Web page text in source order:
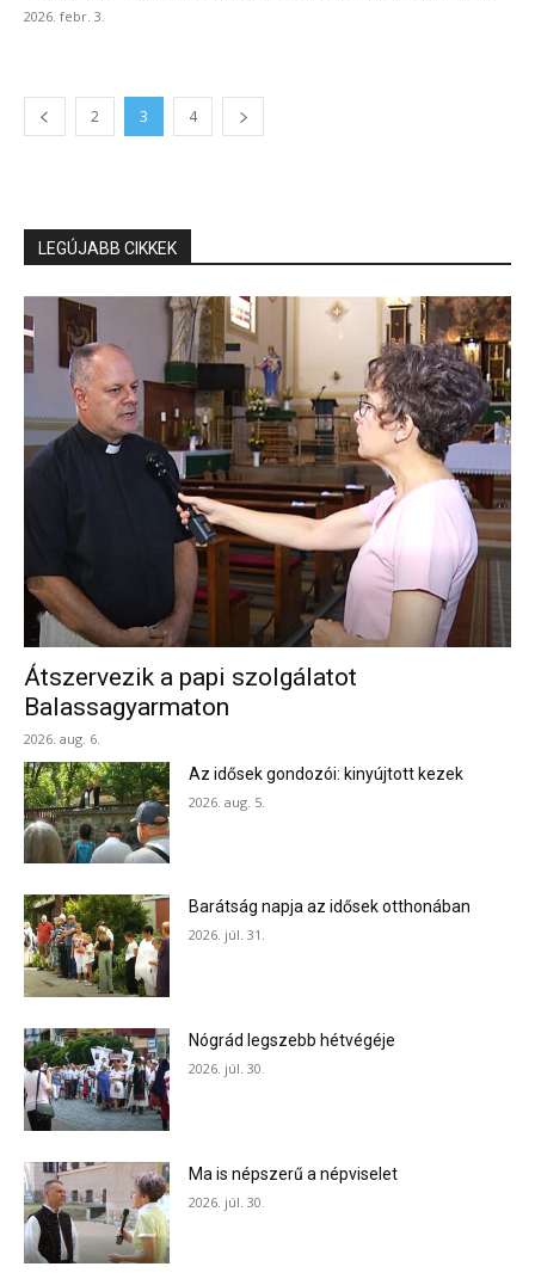
2026. febr. 3.
2 3 4
LEGÚJABB CIKKEK
Átszervezik a papi szolgálatot
Balassagyarmaton
2026. aug. 6.
Az idősek gondozói: kinyújtott kezek
2026. aug. 5.
Barátság napja az idősek otthonában
2026. júl. 31.
Nógrád legszebb hétvégéje
2026. júl. 30.
Ma is népszerű a népviselet
2026. júl. 30.